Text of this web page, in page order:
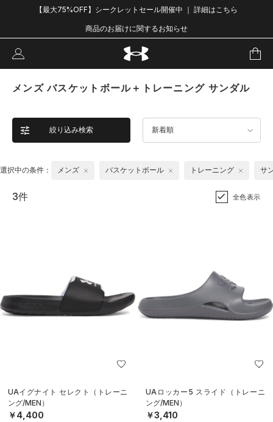
【最大75%OFF】シークレットセール開催中 ｜ 詳細はこちら
商品のお届けに関するお知らせ
メンズ バスケットボール＋トレーニング サンダル
絞り込み検索 新着順
選択中の条件： メンズ バスケットボール トレーニング サ
3件 全色表示
UAイグナイト セレクト（トレーニ
ング/MEN）
￥4,400
UAロッカー5 スライド（トレーニ
ング/MEN）
￥3,410